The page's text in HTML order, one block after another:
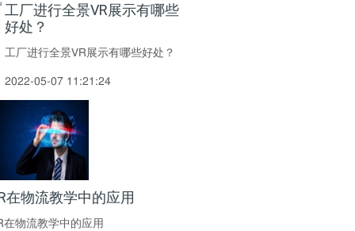
工厂进行全景VR展示有哪些
好处？
工厂进行全景VR展示有哪些好处？
2022-05-07 11:21:24
在物流教学中的应用
在物流教学中的应用